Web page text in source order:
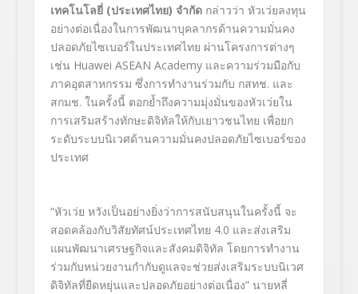
เทคโนโลยี่ (ประเทศไทย) จำกัดกล่าวว่า หัวเว่ยลงทุน
อย่างต่อเนื่องในการพัฒนาบุคลากรด้านความมั่นคง
ปลอดภัยไซเบอร์ในประเทศไทย ผ่านโครงการต่างๆ
เช่น Huawei ASEAN Academy และความร่วมมือกับ
ภาคอุตสาหกรรม ซึ่งการทำงานร่วมกับ กสทช. และ
สกมช. ในครั้งนี้ ตอกย้ำถึงความมุ่งมั่นของหัวเว่ยใน
การเสริมสร้างทักษะดิจิทัลให้กับเยาวชนไทย เพื่อยก
ระดับระบบนิเวศด้านความมั่นคงปลอดภัยไซเบอร์ของ
ประเทศ
“หัวเว่ย หวังเป็นอย่างยิ่งว่าการสนับสนุนในครั้งนี้ จะ
สอดคล้องกับวิสัยทัศน์ประเทศไทย 4.0 และส่งเสริม
แผนพัฒนาเศรษฐกิจและสังคมดิจิทัล โดยการทำงาน
ร่วมกับหน่วยงานกำกับดูแลจะช่วยส่งเสริมระบบนิเวศ
ดิจิทัลที่ยืดหยุ่นและปลอดภัยอย่างต่อเนื่อง” นายหลี่